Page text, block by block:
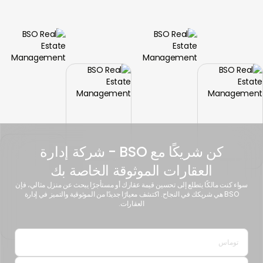
كن شريكًا مع BSO - شركة إدارة
العقارات الموثوقة الخاصة بك
سواء كنت مالكًا يتطلع إلى تحسين قيمة عقارك أو مستأجرًا يبحث عن منزل مثالي، فإن
BSO هي شريكك في النجاح. اكتشف معيارًا جديدًا من الموثوقية والتميز في إدارة
العقارات.